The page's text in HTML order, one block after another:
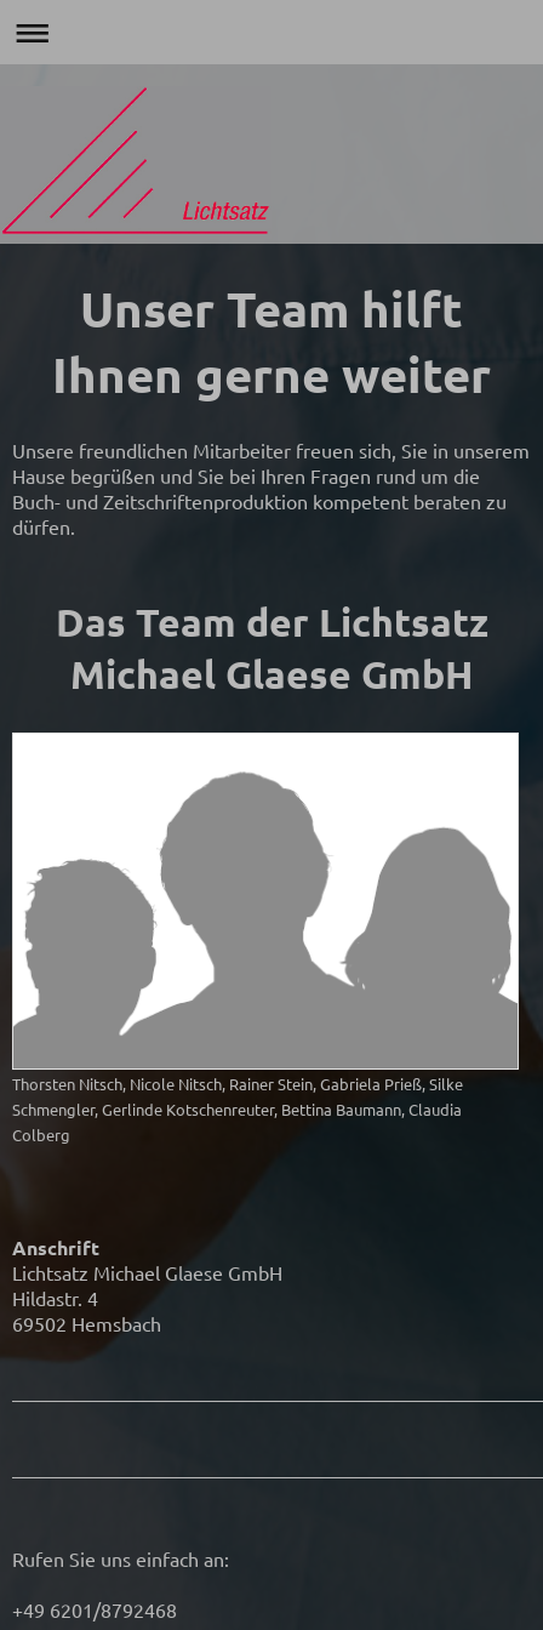
Unser Team hilft
Ihnen gerne weiter
Unsere freundlichen Mitarbeiter freuen sich, Sie in unserem
Hause begrüßen und Sie bei Ihren Fragen rund um die
Buch- und Zeitschriftenproduktion kompetent beraten zu
dürfen.
Das Team der Lichtsatz
Michael Glaese GmbH
Thorsten Nitsch, Nicole Nitsch, Rainer Stein, Gabriela Prieß, Silke
Schmengler, Gerlinde Kotschenreuter, Bettina Baumann, Claudia
Colberg
Anschrift
Lichtsatz Michael Glaese GmbH
Hildastr. 4
69502 Hemsbach
Rufen Sie uns einfach an:
+49 6201/8792468